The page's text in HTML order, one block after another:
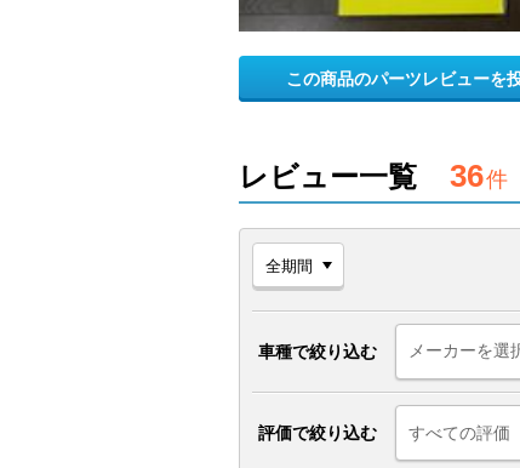
この商品のパーツレビューを
レビュー一覧 36件
車種で絞り込む
評価で絞り込む すべての評価